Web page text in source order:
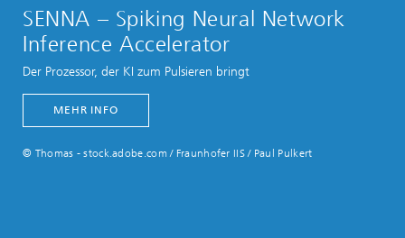
SENNA – Spiking Neural Network
Inference Accelerator
Der Prozessor, der KI zum Pulsieren bringt
MEHR INFO
© Thomas - stock.adobe.com / Fraunhofer IIS / Paul Pulkert